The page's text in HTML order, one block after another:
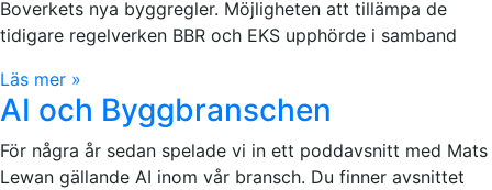
Boverkets nya byggregler. Möjligheten att tillämpa de
tidigare regelverken BBR och EKS upphörde i samband
Läs mer »
AI och Byggbranschen
För några år sedan spelade vi in ett poddavsnitt med Mats
Lewan gällande AI inom vår bransch. Du finner avsnittet